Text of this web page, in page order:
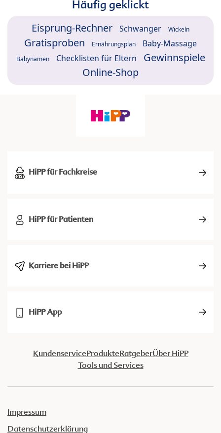
Häufig geklickt
Eisprung-Rechner Schwanger Wickeln
Gratisproben Ernährungsplan Baby-Massage
Babynamen Checklisten für Eltern
Gewinnspiele
Online-Shop
HiPP für Fachkreise
HiPP für Patienten
Karriere bei HiPP
HiPP App
KundenserviceProdukteRatgeberÜber HiPP
Tools und Services
Impressum
Datenschutzerklärung